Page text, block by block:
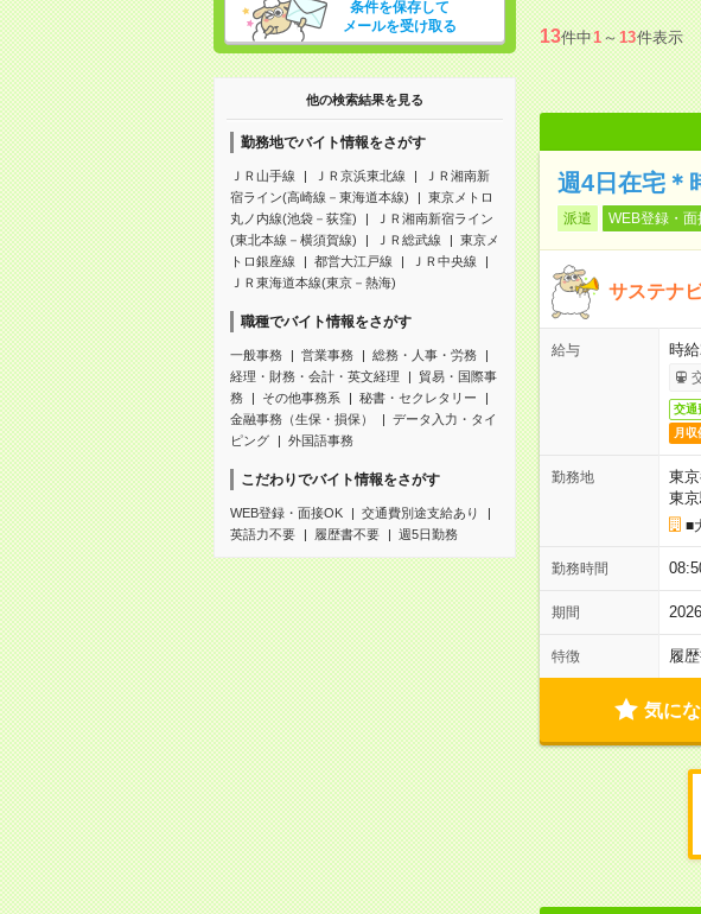
条件を保存して
メールを受け取る
他の検索結果を見る
勤務地でバイト情報をさがす
ＪＲ山手線 ＪＲ京浜東北線
ＪＲ湘南新
宿ライン(高崎線－東海道本線)
東京メトロ
丸ノ内線(池袋－荻窪)
ＪＲ湘南新宿ライン
(東北本線－横須賀線)
ＪＲ総武線
東京メ
トロ銀座線
都営大江戸線
ＪＲ中央線
ＪＲ東海道本線(東京－熱海)
職種でバイト情報をさがす
一般事務 営業事務
総務・人事・労務
経理・財務・会計・英文経理
貿易・国際事
務
その他事務系
秘書・セクレタリー
金融事務（生保・損保）
データ入力・タイ
ピング
外国語事務
こだわりでバイト情報をさがす
WEB登録・面接OK
交通費別途支給あり
英語力不要
履歴書不要 週5日勤務
13件中1～13件表示
週4日在宅＊
派遣 WEB登録・面
サステナ
給与 時
交通
月収
勤務地
東
東
■
勤務時間
期間
特徴 履
気にな